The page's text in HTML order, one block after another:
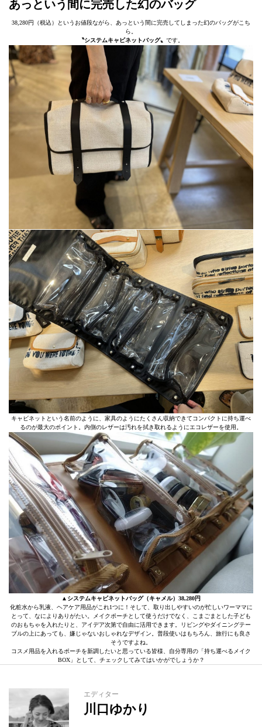
あっという間に完売した幻のバッグ
38,280円（税込）というお値段ながら、あっという間に完売してしまった幻のバッグがこち
ら。
〝システムキャビネットバッグ〟 です。
キャビネットという名前のように、家具のようにたくさん収納できてコンパクトに持ち運べ
るのが最大のポイント。内側のレザーは汚れを拭き取れるようにエコレザーを使用。
▲システムキャビネットバッグ（キャメル）38,280円
化粧水から乳液、ヘアケア用品がこれ1つに！そして、取り出しやすいのが忙しいワーママに
とって、なによりありがたい。メイクポーチとして使うだけでなく、こまごまとした子ども
のおもちゃを入れたりと、アイデア次第で自由に活用できます。リビングやダイニングテー
ブルの上にあっても、嫌じゃないおしゃれなデザイン。普段使いはもちろん、旅行にも良さ
そうですよね。
コスメ用品を入れるポーチを新調したいと思っている皆様、自分専用の「持ち運べるメイク
BOX」として、チェックしてみてはいかがでしょうか？
エディター
川口ゆかり